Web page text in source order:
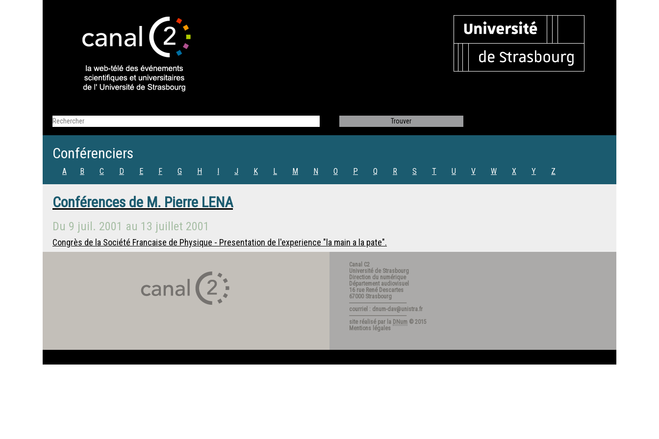
Conférenciers
A B C D E F G H I J K L M N O P Q R S T U V W X Y Z
Conférences de M. Pierre LENA
Du 9 juil. 2001 au 13 juillet 2001
Congrès de la Société Francaise de Physique - Presentation de l'experience "la main a la pate".
Canal C2
Université de Strasbourg
Direction du numérique
Département audiovisuel
16 rue René Descartes
67000 Strasbourg
---------------------------------------
courriel : dnum-dav@unistra.fr
---------------------------------------
site réalisé par la DNum © 2015
Mentions légales